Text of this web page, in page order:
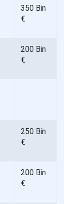
350 Bin
€
200 Bin
€
250 Bin
€
200 Bin
€